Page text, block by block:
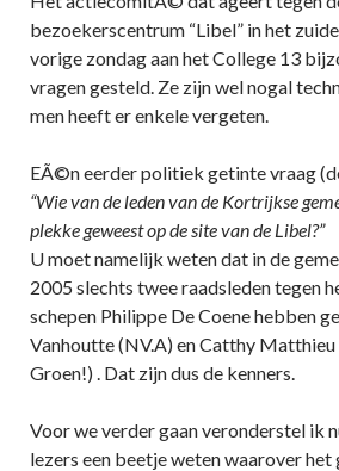
bezoekerscentrum “Libel” in het
vorige zondag aan het College 13
vragen gesteld. Ze zijn wel nogal
men heeft er enkele vergeten.
EÃ©n eerder politiek getinte vraag
“Wie van de leden van de Kortrijkse
plekke geweest op de site van de Libel?”
U moet namelijk weten dat in de
2005 slechts twee raadsleden tegen
schepen Philippe De Coene hebben
Vanhoutte (NV.A) en Catthy Matthieu
Groen!) . Dat zijn dus de kenners.
Voor we verder gaan veronderstel ik
lezers een beetje weten waarover het